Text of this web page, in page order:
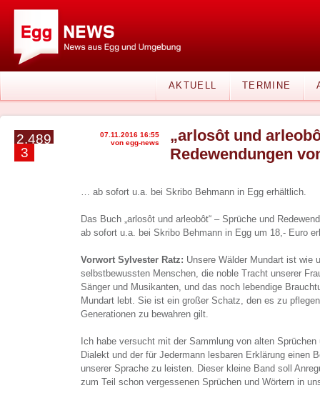
AKTUELL TERMINE
2.489
3
07.11.2016 16:55
von egg-news
„arlosôt und
Redewendungen
… ab sofort u.a. bei Skribo Behmann in Egg erhältlich.
Das Buch „arlosôt und arleobôt“ – Sprüche und
ab sofort u.a. bei Skribo Behmann in Egg um 18,- Euro
Vorwort Sylvester Ratz: Unsere Wälder Mundart ist wie
selbstbewussten Menschen, die noble Tracht unserer
Sänger und Musikanten, und das noch lebendige
Mundart lebt. Sie ist ein großer Schatz, den es zu
Generationen zu bewahren gilt.
Ich habe versucht mit der Sammlung von alten
Dialekt und der für Jedermann lesbaren Erklärung einen
unserer Sprache zu leisten. Dieser kleine Band soll
zum Teil schon vergessenen Sprüchen und Wörtern in